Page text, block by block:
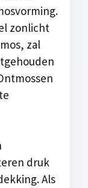
zonlicht
zal
druk
Als